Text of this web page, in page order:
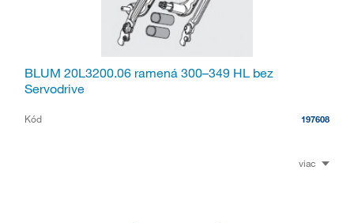
BLUM 20L3200.06 ramená 300–349 HL bez
Servodrive
Kód 197608
viac